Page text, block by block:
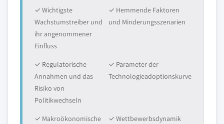
✓ Wichtigste
Wachstumstreiber und
ihr angenommener
Einfluss
✓ Hemmende Faktoren
und Minderungsszenarien
✓ Regulatorische
Annahmen und das
Risiko von
Politikwechseln
✓ Parameter der
Technologieadoptionskurve
✓ Makroökonomische
✓ Wettbewerbsdynamik